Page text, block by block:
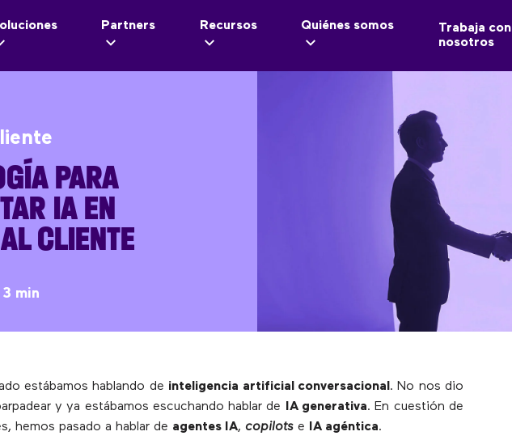
Partners Recursos Quiénes somos
Trabaja con
nosotros
PARA
IA EN
CLIENTE
3 min
estábamos hablando de inteligencia artificial conversacional. No nos dio
y ya estábamos escuchando hablar de IA generativa. En cuestión de
hemos pasado a hablar de agentes IA, copilots e IA agéntica.